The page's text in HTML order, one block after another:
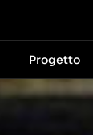
Progetto